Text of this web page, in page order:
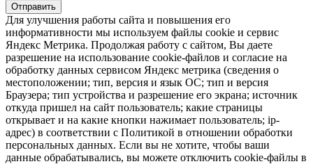
Отправить
Для улучшения работы сайта и повышения его
информативности мы используем файлы cookie и сервис
Яндекс Метрика. Продолжая работу с сайтом, Вы даете
разрешение на использование cookie-файлов и согласие на
обработку данных сервисом Яндекс метрика (сведения о
местоположении; тип, версия и язык ОС; тип и версия
Браузера; тип устройства и разрешение его экрана; источник
откуда пришел на сайт пользователь; какие страницы
открывает и на какие кнопки нажимает пользователь; ip-
адрес) в соответствии с Политикой в отношении обработки
персональных данных. Если вы не хотите, чтобы ваши
данные обрабатывались, вы можете отключить cookie-файлы в